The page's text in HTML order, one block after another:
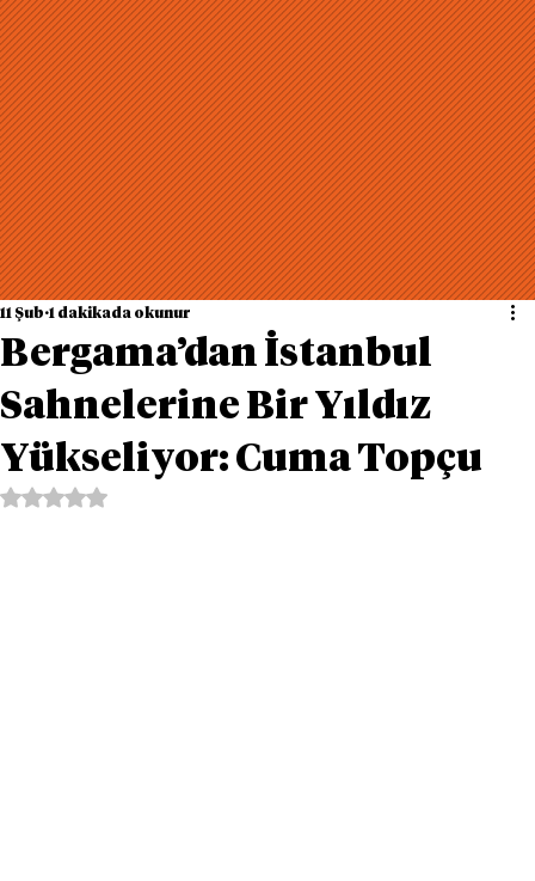
Bergama’dan İstanbul
Sahnelerine Bir Yıldız
Yükseliyor: Cuma Topçu
11 Şub 1 dakikada okunur
5 üzerinden NaN yıldız